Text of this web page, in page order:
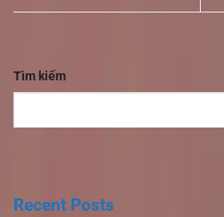
Tìm kiếm
Recent Posts